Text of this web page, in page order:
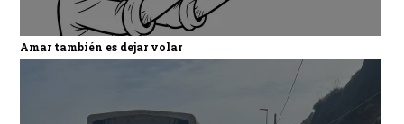
Amar también es dejar volar